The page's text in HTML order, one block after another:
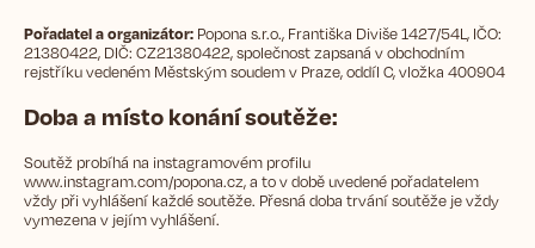
Pořadatel a organizátor: Popona s.r.o., Františka Diviše 1427/54L, IČO:
21380422, DIČ: CZ21380422, společnost zapsaná v obchodním
rejstříku vedeném Městským soudem v Praze, oddíl C, vložka 400904
Doba a místo konání soutěže:
Soutěž probíhá na instagramovém profilu
www.instagram.com/popona.cz, a to v době uvedené pořadatelem
vždy při vyhlášení každé soutěže. Přesná doba trvání soutěže je vždy
vymezena v jejím vyhlášení.